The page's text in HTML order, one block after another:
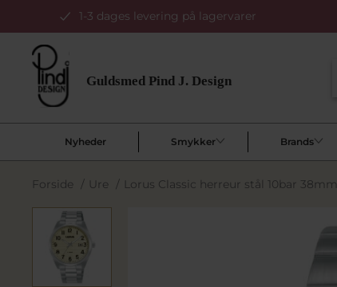
1-3 dages levering på lagervarer
Nyheder Smykker Brands
Forside / Ure / Lorus Classic herreur stål 10bar 38mm